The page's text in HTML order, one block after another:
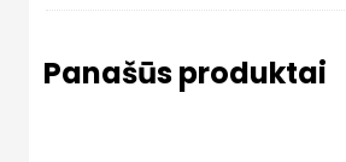
Panašūs produktai